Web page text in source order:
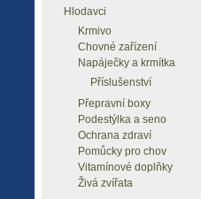
Hlodavci
Krmivo
Chovné zařízení
Napáječky a krmítka
Příslušenství
Přepravní boxy
Podestýlka a seno
Ochrana zdraví
Pomůcky pro chov
Vitamínové doplňky
Živá zvířata